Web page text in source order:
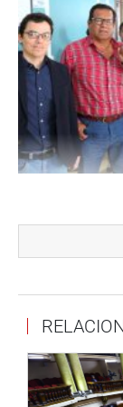
En
inspeccionó la
hídrico al valle
canalización»,
al agua en las